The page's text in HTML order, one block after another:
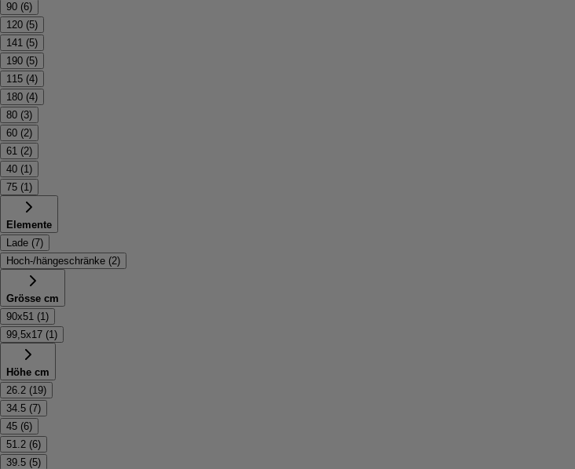
90 (6)
120 (5)
141 (5)
190 (5)
115 (4)
180 (4)
80 (3)
60 (2)
61 (2)
40 (1)
75 (1)
Elemente
Lade (7)
Hoch-/hängeschränke (2)
Grösse cm
90x51 (1)
99,5x17 (1)
Höhe cm
26.2 (19)
34.5 (7)
45 (6)
51.2 (6)
39.5 (5)